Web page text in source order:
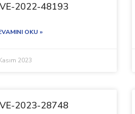
2022-48193
OKU »
2023
2023-28748